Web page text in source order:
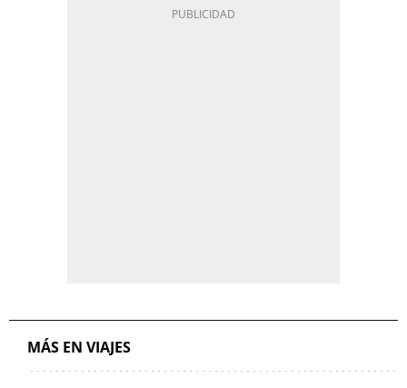
MÁS EN VIAJES